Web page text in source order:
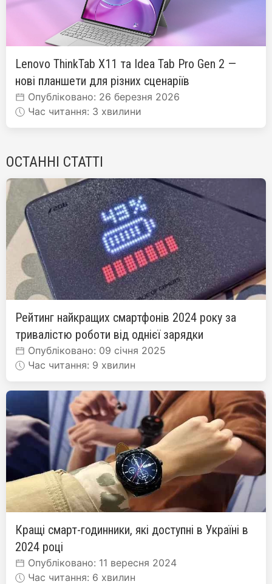
Lenovo ThinkTab X11 та Idea Tab Pro Gen 2 —
нові планшети для різних сценаріїв
Опубліковано: 26 березня 2026
Час читання: 3 хвилини
ОСТАННІ СТАТТІ
Рейтинг найкращих смартфонів 2024 року за
тривалістю роботи від однієї зарядки
Опубліковано: 09 січня 2025
Час читання: 9 хвилин
Кращі смарт-годинники, які доступні в Україні в
2024 році
Опубліковано: 11 вересня 2024
Час читання: 6 хвилин